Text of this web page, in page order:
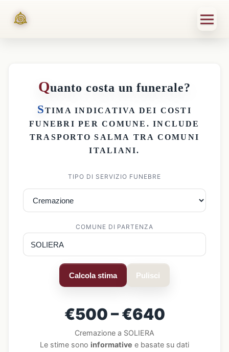
Quanto costa un funerale?
STIMA INDICATIVA DEI COSTI
FUNEBRI PER COMUNE . INCLUDE
TRASPORTO SALMA TRA COMUNI
ITALIANI.
TIPO DI SERVIZIO FUNEBRE
COMUNE DI PARTENZA
Calcola stima Pulisci
€500 – €640
Cremazione a SOLIERA
Le stime sono informative e basate su dati